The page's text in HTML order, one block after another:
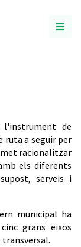
l'instrument de
ruta a seguir per
racionalitzar
els diferents
serveis i
municipal ha
grans eixos
transversal.